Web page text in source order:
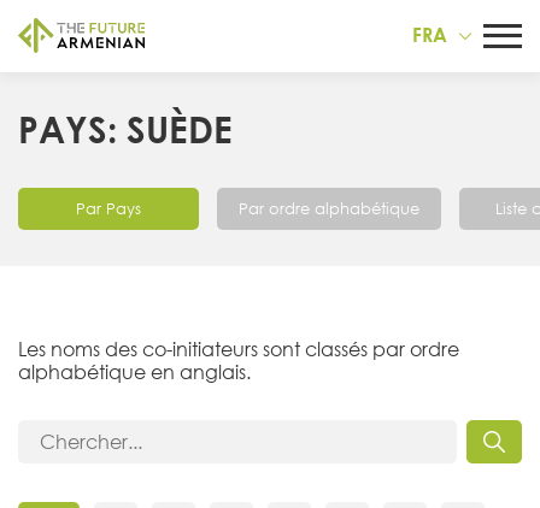
FRA
PAYS: SUÈDE
Par Pays Par ordre alphabétique Liste
Les noms des co-initiateurs sont classés par ordre
alphabétique en anglais.